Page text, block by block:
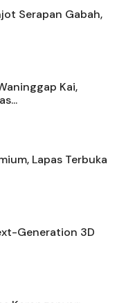
Serapan Gabah,
Kai,
Lapas Terbuka
Generation 3D